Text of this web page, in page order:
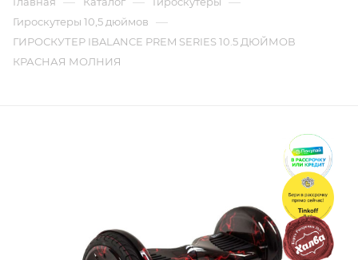
Гироскутеры 10,5 дюймов —
ГИРОСКУТЕР IBALANCE PREM SERIES 10.5 ДЮЙМОВ
КРАСНАЯ МОЛНИЯ